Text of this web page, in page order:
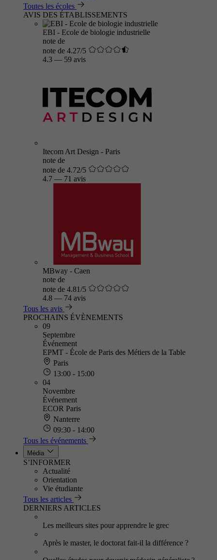
Toutes les écoles
AVIS DES ÉTABLISSEMENTS
EBI - Ecole de biologie industrielle
note de
note de 4.27/5
4.3 — 59 avis
Itecom Art Design - Paris
note de
note de 4.72/5
4.7 — 71 avis
MBway - Caen
note de
note de 4.81/5
4.8 — 74 avis
Tous les avis
PROCHAINS ÉVÈNEMENTS
09
Septembre
Événement
EPMT - École de Paris des Métiers de la Table
Paris
13:00 - 15:00
04
Novembre
Événement
ECOR Paris
Nanterre
09:30 - 14:00
Tous les événements
Média
S’INFORMER
Actualité
Orientation
Vie étudiante
Tous les articles
DERNIERS ARTICLES
Les meilleurs sites pour apprendre le grec
Après le master, le doctorat fait-il la différence ?